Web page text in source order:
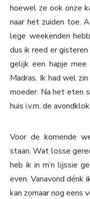
hoewel ze ook onze
naar het zuiden toe.
lege weekenden
dus ik reed er
gelijk een hapje mee
Madras. Ik had wel
moeder. Na het eten
huis i.v.m. de avondklok.
Voor de komende
staan. Wat losse
heb ik in m’n lijssie
even. Vanavond dénk
kan zomaar nog eens